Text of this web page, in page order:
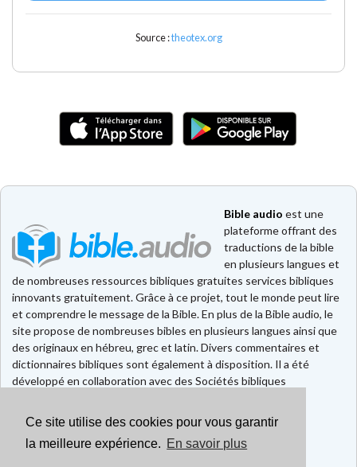
Ce site utilise des cookies pour vous garantir
la meilleure expérience. En savoir plus
Source :theotex.org
Bible audio est une
plateforme offrant des
traductions de la bible
en plusieurs langues et
de nombreuses ressources bibliques gratuites services bibliques
innovants gratuitement. Grâce à ce projet, tout le monde peut lire
et comprendre le message de la Bible. En plus de la Bible audio, le
site propose de nombreuses bibles en plusieurs langues ainsi que
des originaux en hébreu, grec et latin. Divers commentaires et
dictionnaires bibliques sont également à disposition. Il a été
développé en collaboration avec des Sociétés bibliques
Faire un don
Contact